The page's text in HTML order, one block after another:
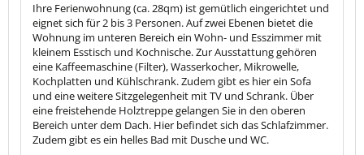
Ihre Ferienwohnung (ca. 28qm) ist gemütlich eingerichtet und
eignet sich für 2 bis 3 Personen. Auf zwei Ebenen bietet die
Wohnung im unteren Bereich ein Wohn- und Esszimmer mit
kleinem Esstisch und Kochnische. Zur Ausstattung gehören
eine Kaffeemaschine (Filter), Wasserkocher, Mikrowelle,
Kochplatten und Kühlschrank. Zudem gibt es hier ein Sofa
und eine weitere Sitzgelegenheit mit TV und Schrank. Über
eine freistehende Holztreppe gelangen Sie in den oberen
Bereich unter dem Dach. Hier befindet sich das Schlafzimmer.
Zudem gibt es ein helles Bad mit Dusche und WC.